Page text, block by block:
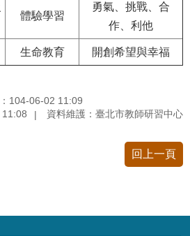
體驗學習
勇氣、挑戰、合
作、利他
生命教育 開創希望與幸福
104-06-02 11:09
資料維護：臺北市教師研習中心
回上一頁